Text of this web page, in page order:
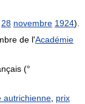
28 novembre 1924).
de l'Académie
(°
autrichienne, prix